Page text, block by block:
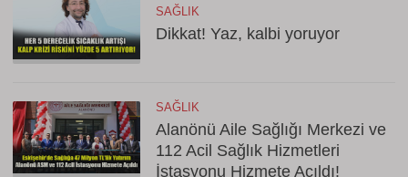
SAĞLIK
Dikkat! Yaz, kalbi yoruyor
SAĞLIK
Alanönü Aile Sağlığı Merkezi ve
112 Acil Sağlık Hizmetleri
İstasyonu Hizmete Açıldı!